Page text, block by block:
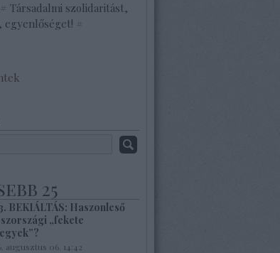
Társadalmi szolidaritást,
egyenlőséget! #
25
BEKIÁLTÁS: Haszonleső
„fekete
augusztus 06. 14:42